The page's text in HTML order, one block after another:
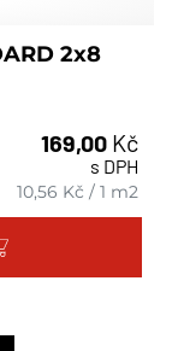
2x8
169,00 Kč
s DPH
10,56 Kč /1 m2